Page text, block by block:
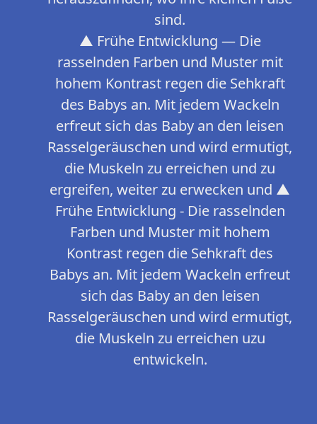
sind.
▲ Frühe Entwicklung — Die
rasselnden Farben und Muster mit
hohem Kontrast regen die Sehkraft
des Babys an. Mit jedem Wackeln
erfreut sich das Baby an den leisen
Rasselgeräuschen und wird ermutigt,
die Muskeln zu erreichen und zu
ergreifen, weiter zu erwecken und ▲
Frühe Entwicklung - Die rasselnden
Farben und Muster mit hohem
Kontrast regen die Sehkraft des
Babys an. Mit jedem Wackeln erfreut
sich das Baby an den leisen
Rasselgeräuschen und wird ermutigt,
die Muskeln zu erreichen uzu
entwickeln.